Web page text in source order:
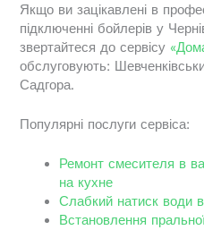
Якщо ви зацікавлені в
підключенні бойлерів у
звертайтеся до сервісу
обслуговують:
Садгора.
Популярні послуги сервіса:
Ремонт смесителя в
на кухне
Слабкий натиск води
Встановлення